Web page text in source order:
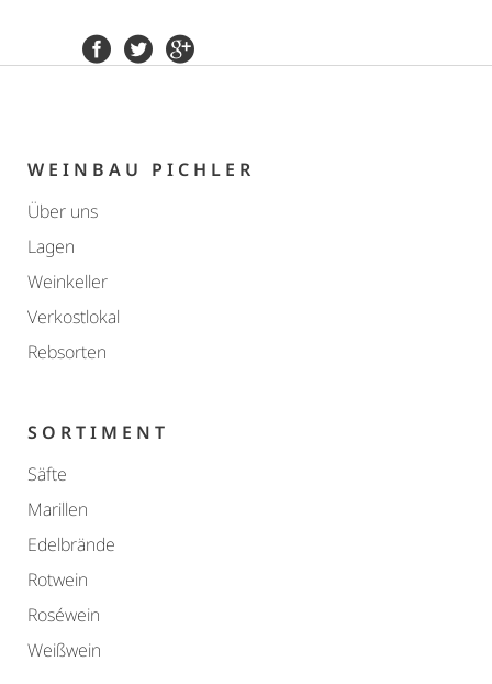
WEINBAU PICHLER
Über uns
Lagen
Weinkeller
Verkostlokal
Rebsorten
SORTIMENT
Säfte
Marillen
Edelbrände
Rotwein
Roséwein
Weißwein